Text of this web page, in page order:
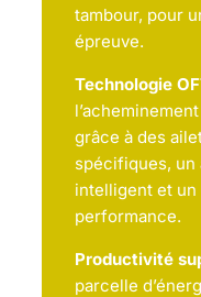
tambour, pour
épreuve.
Technologie
grâce à des
spécifiques, un
intelligent et un
performance.
Productivité
parcelle